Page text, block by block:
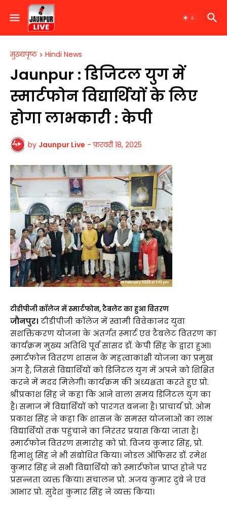
मुख्यपृष्ठ Hindi News
Jaunpur : ​डिजिटल युग में
स्मार्टफोन विद्यार्थियों के लिए
होगा लाभकारी : केपी
by Jaunpur Live - फ़रवरी 18, 2025
टीडीपीजी कॉलेज में स्मार्टफोन, टैबलेट का हुआ वितरण
जौनपुर। टीडीपीजी कॉलेज में स्वामी विवेकानंद युवा
सशक्तिकरण योजना के अंतर्गत स्मार्ट एवं टैबलेट वितरण का
कार्यक्रम मुख्य अतिथि पूर्व सांसद डॉ. केपी सिंह के द्वारा हुआ।
स्मार्टफोन वितरण शासन के महत्वाकांक्षी योजना का प्रमुख
अंग है, जिससे विद्यार्थियों को डिजिटल युग में अपने को शिक्षित
करने में मदद मिलेगी। कार्यक्रम की अध्यक्षता करते हुए प्रो.
श्रीप्रकाश सिंह ने कहा कि आने वाला समय डिजिटल युग का
है। समाज में विद्यार्थियों को पारंगत बनना है। प्राचार्य प्रो. ओम
प्रकाश सिंह ने कहा कि शासन के समस्त योजनाओं का लाभ
विद्यार्थियों तक पहुंचाने का निरंतर प्रयास किया जाता है।
स्मार्टफोन वितरण समारोह को प्रो. विजय कुमार सिंह, प्रो.
हिमांशु सिंह ने भी संबोधित किया। नोडल ऑफिसर डॉ. रमेश
कुमार सिंह ने सभी विद्यार्थियो को स्मार्टफोन प्राप्त होने पर
प्रसन्नता व्यक्त किया। संचालन प्रो. अजय कुमार दुबे ने एवं
आभार प्रो. सुदेश कुमार सिंह ने व्यक्त किया।